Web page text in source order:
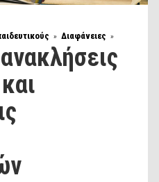
» Διαφάνειες »